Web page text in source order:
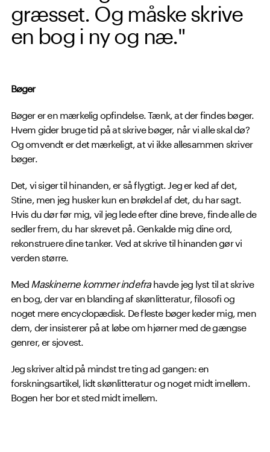
græsset. Og måske skrive
en bog i ny og næ."
Bøger
Bøger er en mærkelig opfindelse. Tænk, at der findes bøger.
Hvem gider bruge tid på at skrive bøger, når vi alle skal dø?
Og omvendt er det mærkeligt, at vi ikke allesammen skriver
bøger.
Det, vi siger til hinanden, er så flygtigt. Jeg er ked af det,
Stine, men jeg husker kun en brøkdel af det, du har sagt.
Hvis du dør før mig, vil jeg lede efter dine breve, finde alle de
sedler frem, du har skrevet på. Genkalde mig dine ord,
rekonstruere dine tanker. Ved at skrive til hinanden gør vi
verden større.
Med Maskinerne kommer indefrahavde jeg lyst til at skrive
en bog, der var en blanding af skønlitteratur, filosofi og
noget mere encyclopædisk. De fleste bøger keder mig, men
dem, der insisterer på at løbe om hjørner med de gængse
genrer, er sjovest.
Jeg skriver altid på mindst tre ting ad gangen: en
forskningsartikel, lidt skønlitteratur og noget midt imellem.
Bogen her bor et sted midt imellem.